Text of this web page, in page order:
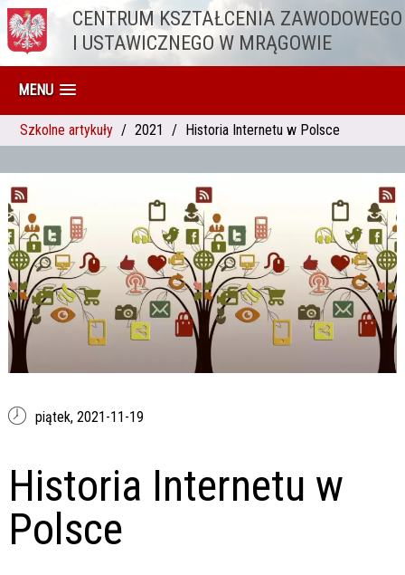
Przejdź do treściCENTRUM KSZTAŁCENIA ZAWODOWEGO
I USTAWICZNEGO W MRĄGOWIE
MENU
Szkolne artykuły 2021 Historia Internetu w Polsce
piątek, 2021-11-19
Historia Internetu w
Polsce